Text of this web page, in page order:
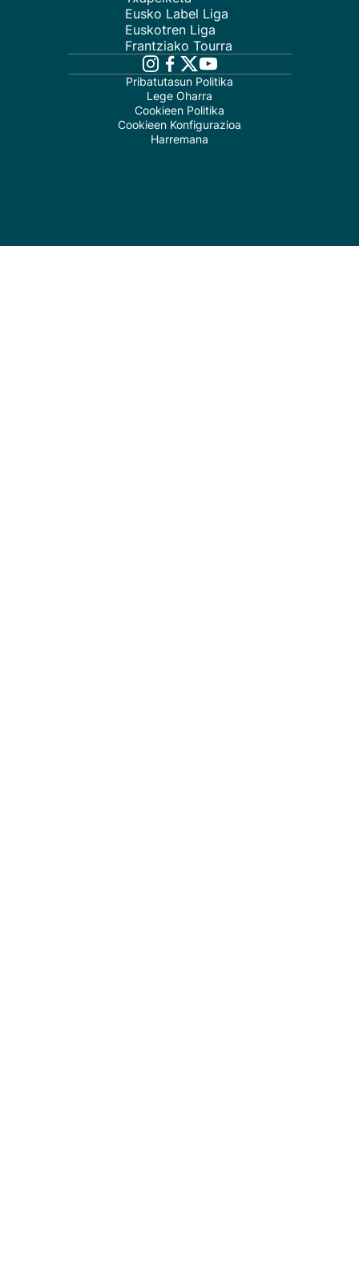
Eusko Label Liga
Euskotren Liga
Frantziako Tourra
Pribatutasun Politika
Lege Oharra
Cookieen Politika
Cookieen Konfigurazioa
Harremana